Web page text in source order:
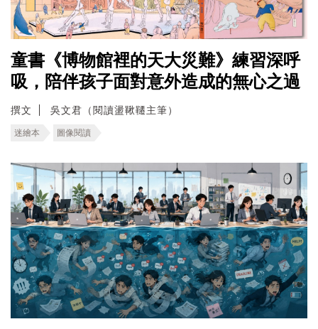
童書《博物館裡的天大災難》練習深呼
吸，陪伴孩子面對意外造成的無心之過
撰文 吳文君（閱讀盪鞦韆主筆）
迷繪本 圖像閱讀